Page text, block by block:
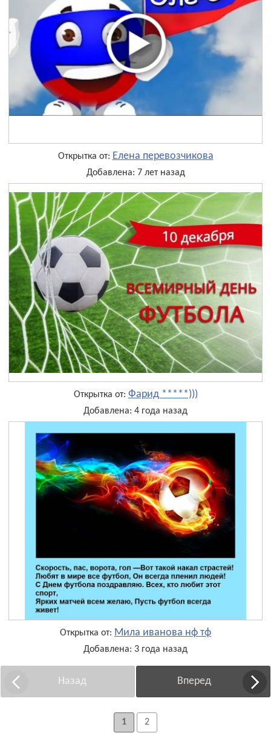
Открытка от: Елена перевозчикова
Добавлена: 7 лет назад
Открытка от: Фарид *****)))
Добавлена: 4 года назад
Открытка от: Мила иванова нф тф
Добавлена: 3 года назад
Назад Вперед
1 2